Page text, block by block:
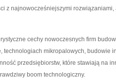
z najnowocześniejszymi
cechy nowoczesnych firm
technologiach mikropalowych, budowie
przedsiębiorstw, które stawiają na
boom technologiczny.